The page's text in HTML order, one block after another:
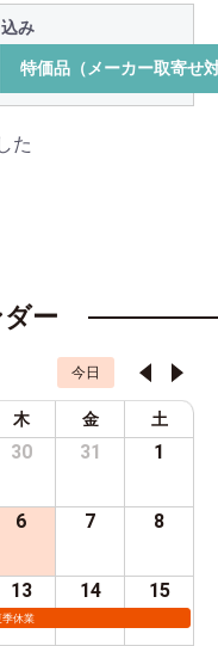
み
特価品（メーカー取寄せ
た
ー
今日
木 金 土
30 31 1
6 7 8
13
季休業
14 15